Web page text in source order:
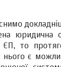
юридична
ЄП, то
нього є